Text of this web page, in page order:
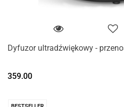
Dyfuzor ultradźwiękowy -
359.00